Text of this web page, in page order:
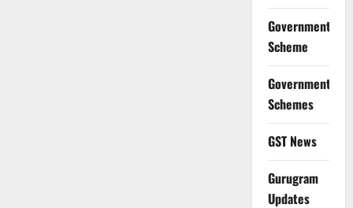
Government
Scheme
Government
Schemes
GST News
Gurugram
Updates